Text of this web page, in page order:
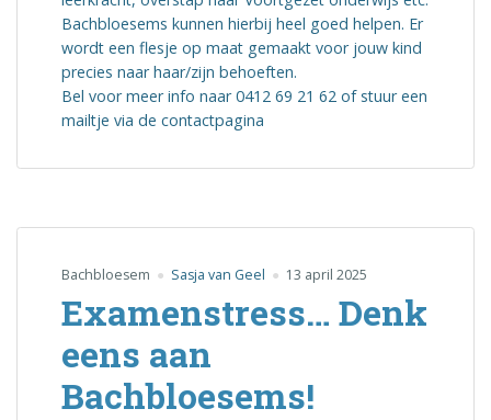
Bachbloesems kunnen hierbij heel goed helpen. Er
wordt een flesje op maat gemaakt voor jouw kind
precies naar haar/zijn behoeften.
Bel voor meer info naar 0412 69 21 62 of stuur een
mailtje via de contactpagina
Bachbloesem Sasja van Geel 13 april 2025
Examenstress… Denk
eens aan
Bachbloesems!